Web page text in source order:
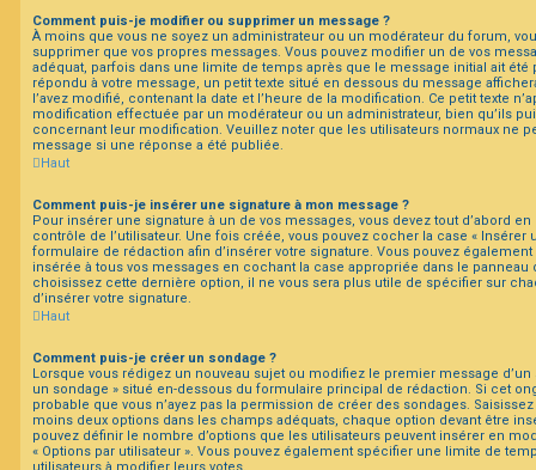
Comment puis-je modifier ou supprimer un message ?
À moins que vous ne soyez un administrateur ou un modérateur du forum,
supprimer que vos propres messages. Vous pouvez modifier un de vos
adéquat, parfois dans une limite de temps après que le message initial ait été
répondu à votre message, un petit texte situé en dessous du message
l’avez modifié, contenant la date et l’heure de la modification. Ce petit texte
modification effectuée par un modérateur ou un administrateur, bien qu’ils
concernant leur modification. Veuillez noter que les utilisateurs normaux ne
message si une réponse a été publiée.
Haut
Comment puis-je insérer une signature à mon message ?
Pour insérer une signature à un de vos messages, vous devez tout d’abord
contrôle de l’utilisateur. Une fois créée, vous pouvez cocher la case « Insérer
formulaire de rédaction afin d’insérer votre signature. Vous pouvez
insérée à tous vos messages en cochant la case appropriée dans le panneau
choisissez cette dernière option, il ne vous sera plus utile de spécifier sur
d’insérer votre signature.
Haut
Comment puis-je créer un sondage ?
Lorsque vous rédigez un nouveau sujet ou modifiez le premier message d’un
un sondage » situé en-dessous du formulaire principal de rédaction. Si cet
probable que vous n’ayez pas la permission de créer des sondages.
moins deux options dans les champs adéquats, chaque option devant être
pouvez définir le nombre d’options que les utilisateurs peuvent insérer en
« Options par utilisateur ». Vous pouvez également spécifier une limite de